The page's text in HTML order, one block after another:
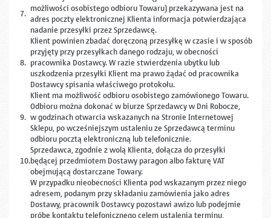
7. możliwości osobistego odbioru Towaru) przekazywana jest na
adres poczty elektronicznej Klienta informacja potwierdzająca
nadanie przesyłki przez Sprzedawcę.
8.
Klient powinien zbadać doręczoną przesyłkę w czasie i w sposób
przyjęty przy przesyłkach danego rodzaju, w obecności
pracownika Dostawcy. W razie stwierdzenia ubytku lub
uszkodzenia przesyłki Klient ma prawo żądać od pracownika
Dostawcy spisania właściwego protokołu.
9.
Klient ma możliwość odbioru osobistego zamówionego Towaru.
Odbioru można dokonać w biurze Sprzedawcy w Dni Robocze,
w godzinach otwarcia wskazanych na Stronie Internetowej
Sklepu, po wcześniejszym ustaleniu ze Sprzedawcą terminu
odbioru pocztą elektroniczną lub telefonicznie.
10.
Sprzedawca, zgodnie z wolą Klienta, dołącza do przesyłki
będącej przedmiotem Dostawy paragon albo fakturę VAT
obejmującą dostarczane Towary.
W przypadku nieobecności Klienta pod wskazanym przez niego
adresem, podanym przy składaniu zamówienia jako adres
Dostawy, pracownik Dostawcy pozostawi awizo lub podejmie